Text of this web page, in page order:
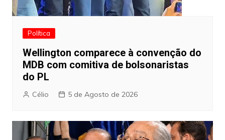
Política
Wellington comparece à convenção do
MDB com comitiva de bolsonaristas
do PL
Célio 5 de Agosto de 2026